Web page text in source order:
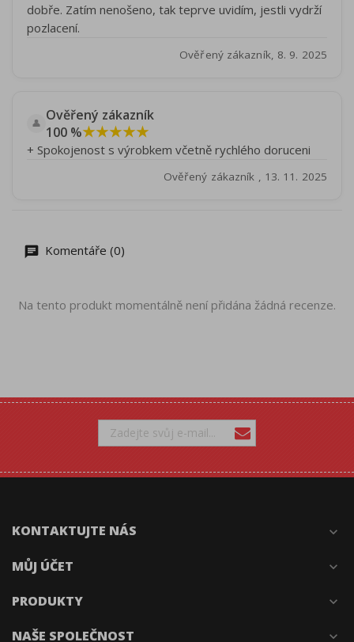
dobře. Zatím nenošeno, tak teprve uvidím, jestli vydrží
pozlacení.
Ověřený zákazník, 8. 9. 2025
👤 Ověřený zákazník
100 %★★★★★
+ Spokojenost s výrobkem včetně rychlého doruceni
Ověřený zákazník , 13. 11. 2025
Komentáře (0)
Na tento produkt momentálně není přidána žádná recenze.
KONTAKTUJTE NÁS expand_more
MŮJ ÚČET expand_more
PRODUKTY expand_more
NAŠE SPOLEČNOST expand_more